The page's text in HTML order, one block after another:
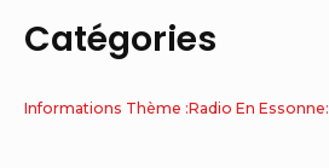
Catégories
Informations Thème :Radio En Essonne: